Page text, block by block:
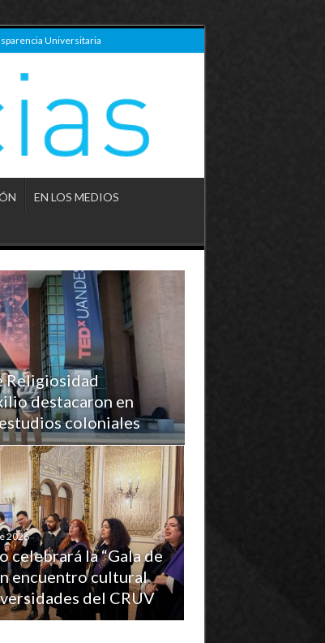
Universitaria
EN LOS MEDIOS
Religiosidad
destacaron en
coloniales
2026
celebrará la “Gala de
encuentro cultural
del CRUV